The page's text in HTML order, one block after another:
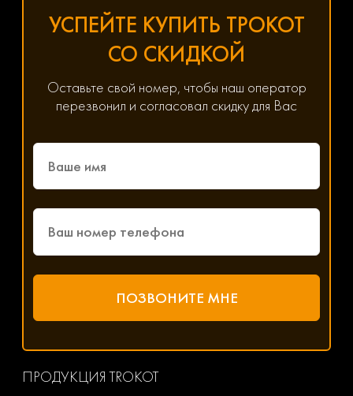
УСПЕЙТЕ КУПИТЬ ТРОКОТ
СО СКИДКОЙ
Оставьте свой номер, чтобы наш оператор
перезвонил и согласовал скидку для Вас
ПРОДУКЦИЯ TROKOT